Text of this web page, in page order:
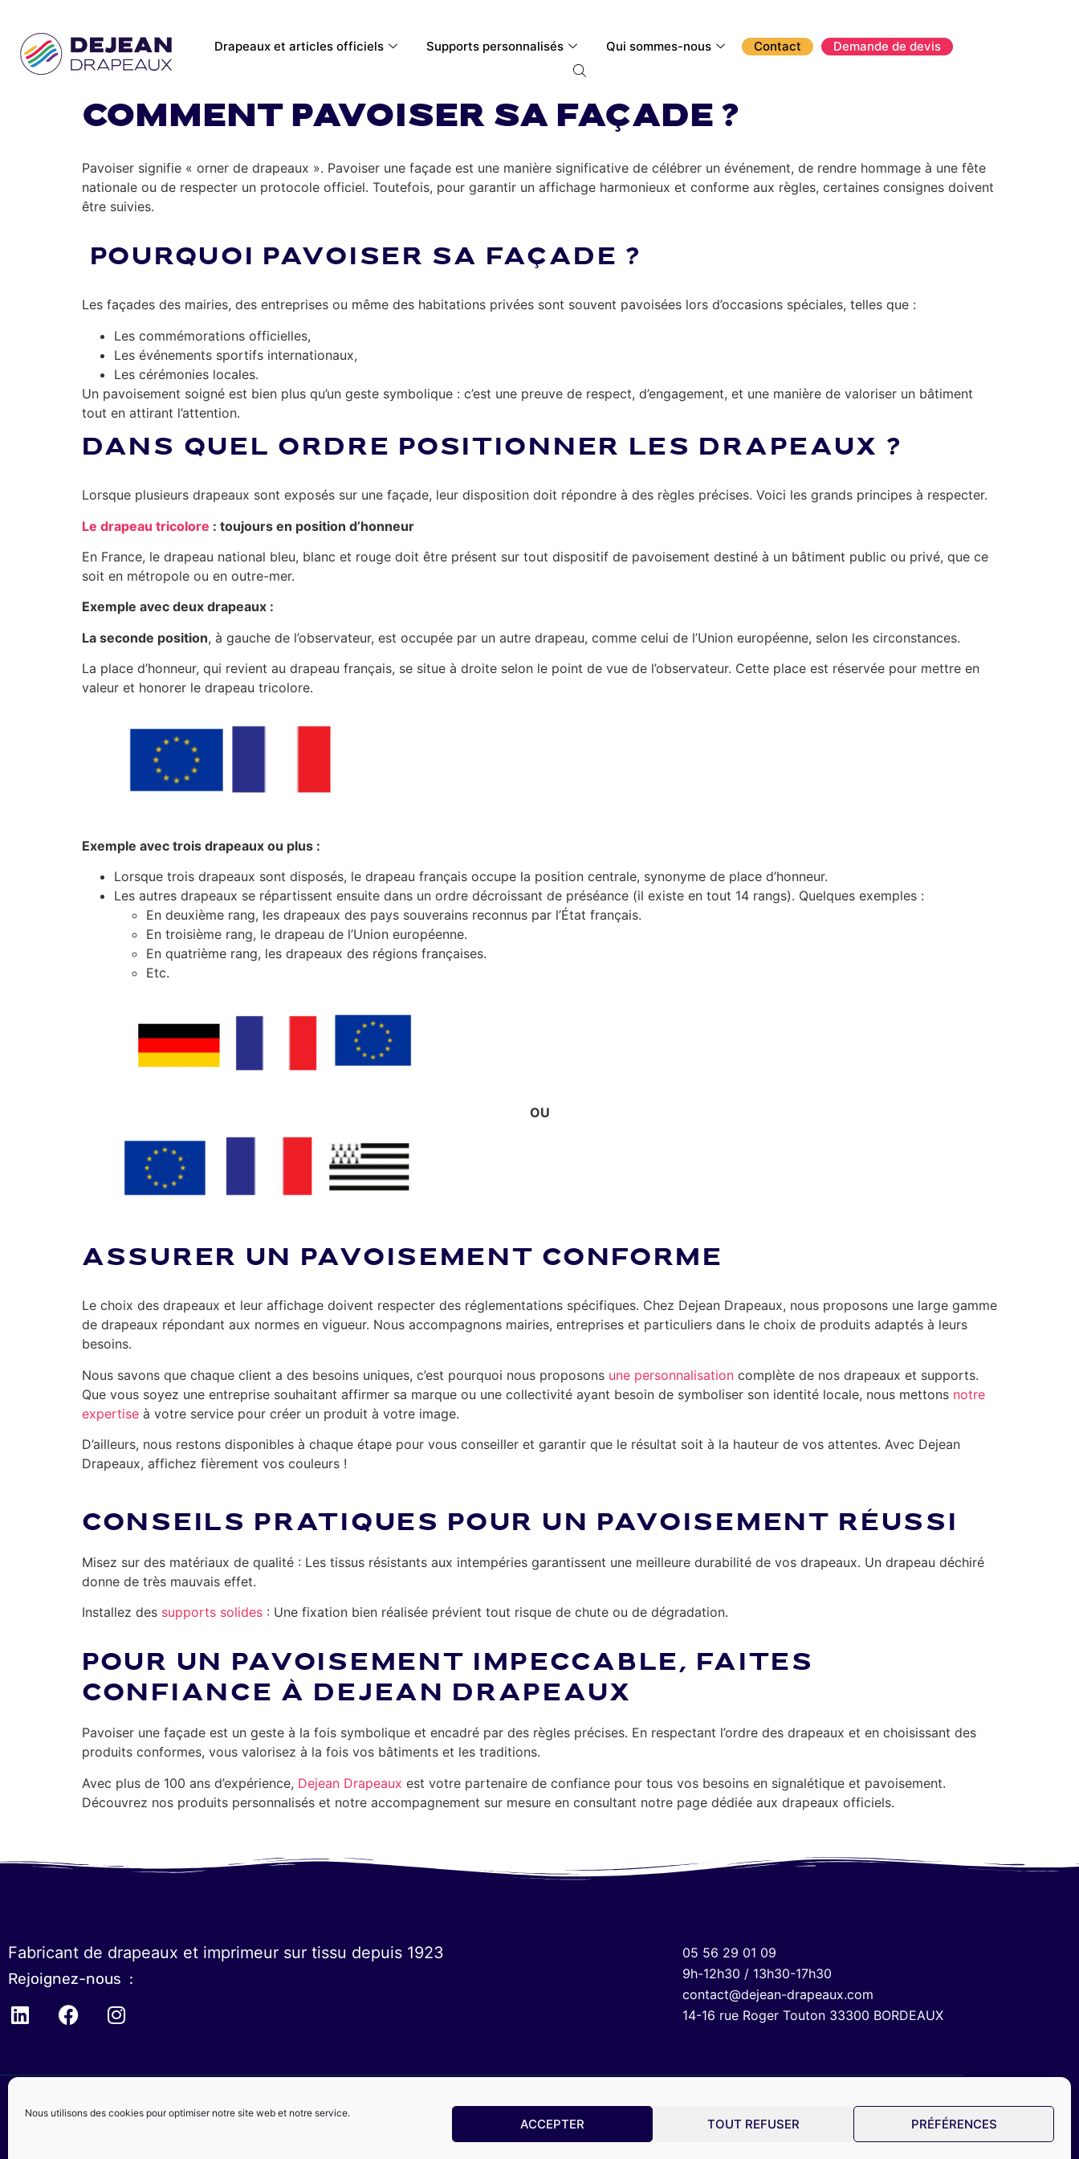
Nous utilisons des cookies pour optimiser notre site web et notre service.
ACCEPTER TOUT REFUSER PRÉFÉRENCES
Drapeaux et articles officiels Supports personnalisés Qui sommes-nous Contact Demande de devis
Comment pavoiser sa façade ?
Pavoiser signifie « orner de drapeaux ». Pavoiser une façade est une manière significative de célébrer un événement, de rendre hommage à une fête
nationale ou de respecter un protocole officiel. Toutefois, pour garantir un affichage harmonieux et conforme aux règles, certaines consignes doivent
être suivies.
POURQUOI PAVOISER SA FAÇADE ?
Les façades des mairies, des entreprises ou même des habitations privées sont souvent pavoisées lors d’occasions spéciales, telles que :
Les commémorations officielles,
Les événements sportifs internationaux,
Les cérémonies locales.
Un pavoisement soigné est bien plus qu’un geste symbolique : c’est une preuve de respect, d’engagement, et une manière de valoriser un bâtiment
tout en attirant l’attention.
DANS QUEL ORDRE POSITIONNER LES DRAPEAUX ?
Lorsque plusieurs drapeaux sont exposés sur une façade, leur disposition doit répondre à des règles précises. Voici les grands principes à respecter.
Le drapeau tricolore : toujours en position d’honneur
En France, le drapeau national bleu, blanc et rouge doit être présent sur tout dispositif de pavoisement destiné à un bâtiment public ou privé, que ce
soit en métropole ou en outre-mer.
Exemple avec deux drapeaux :
La seconde position, à gauche de l’observateur, est occupée par un autre drapeau, comme celui de l’Union européenne, selon les circonstances.
La place d’honneur, qui revient au drapeau français, se situe à droite selon le point de vue de l’observateur. Cette place est réservée pour mettre en
valeur et honorer le drapeau tricolore.
Exemple avec trois drapeaux ou plus :
Lorsque trois drapeaux sont disposés, le drapeau français occupe la position centrale, synonyme de place d’honneur.
Les autres drapeaux se répartissent ensuite dans un ordre décroissant de préséance (il existe en tout 14 rangs). Quelques exemples :
En deuxième rang, les drapeaux des pays souverains reconnus par l’État français.
En troisième rang, le drapeau de l’Union européenne.
En quatrième rang, les drapeaux des régions françaises.
Etc.
OU
ASSURER UN PAVOISEMENT CONFORME
Le choix des drapeaux et leur affichage doivent respecter des réglementations spécifiques. Chez Dejean Drapeaux, nous proposons une large gamme
de drapeaux répondant aux normes en vigueur. Nous accompagnons mairies, entreprises et particuliers dans le choix de produits adaptés à leurs
besoins.
Nous savons que chaque client a des besoins uniques, c’est pourquoi nous proposons une personnalisation complète de nos drapeaux et supports.
Que vous soyez une entreprise souhaitant affirmer sa marque ou une collectivité ayant besoin de symboliser son identité locale, nous mettons notre
expertise à votre service pour créer un produit à votre image.
D’ailleurs, nous restons disponibles à chaque étape pour vous conseiller et garantir que le résultat soit à la hauteur de vos attentes. Avec Dejean
Drapeaux, affichez fièrement vos couleurs !
CONSEILS PRATIQUES POUR UN PAVOISEMENT RÉUSSI
Misez sur des matériaux de qualité : Les tissus résistants aux intempéries garantissent une meilleure durabilité de vos drapeaux. Un drapeau déchiré
donne de très mauvais effet.
Installez des supports solides : Une fixation bien réalisée prévient tout risque de chute ou de dégradation.
POUR UN PAVOISEMENT IMPECCABLE, FAITES
CONFIANCE À DEJEAN DRAPEAUX
Pavoiser une façade est un geste à la fois symbolique et encadré par des règles précises. En respectant l’ordre des drapeaux et en choisissant des
produits conformes, vous valorisez à la fois vos bâtiments et les traditions.
Avec plus de 100 ans d’expérience, Dejean Drapeaux est votre partenaire de confiance pour tous vos besoins en signalétique et pavoisement.
Découvrez nos produits personnalisés et notre accompagnement sur mesure en consultant notre page dédiée aux drapeaux officiels.
Fabricant de drapeaux et imprimeur sur tissu depuis 1923
Rejoignez-nous :
05 56 29 01 09
9h-12h30 / 13h30-17h30
contact@dejean-drapeaux.com
14-16 rue Roger Touton 33300 BORDEAUX
Politique de confidentialité © 2024 Dejean Drapeaux